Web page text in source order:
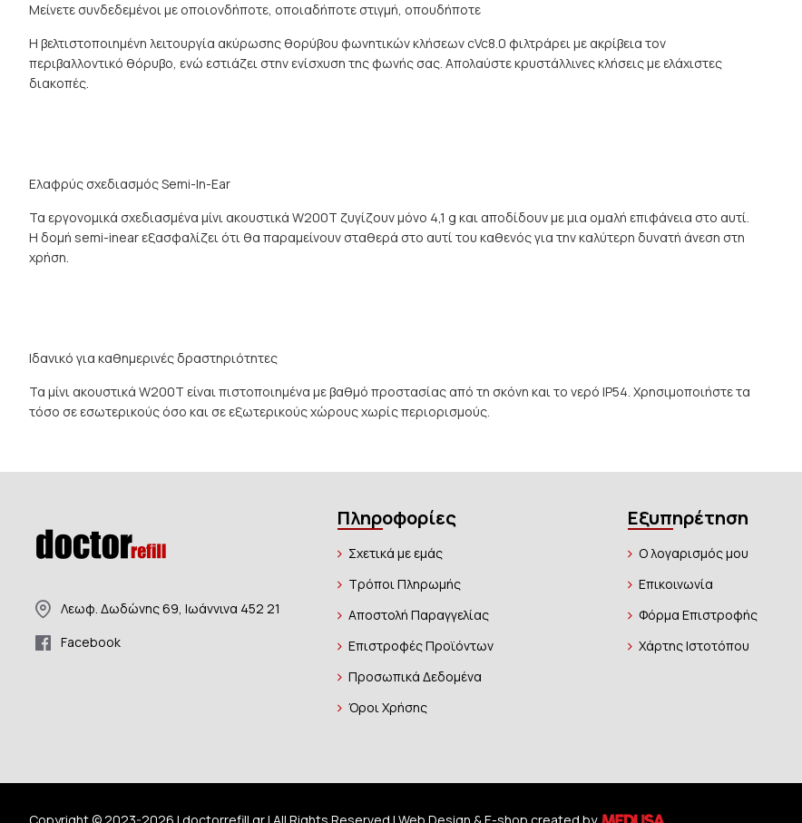
Μείνετε συνδεδεμένοι με οποιονδήποτε, οποιαδήποτε στιγμή, οπουδήποτε
Η βελτιστοποιημένη λειτουργία ακύρωσης θορύβου φωνητικών κλήσεων cVc8.0 φιλτράρει με ακρίβεια τον
περιβαλλοντικό θόρυβο, ενώ εστιάζει στην ενίσχυση της φωνής σας. Απολαύστε κρυστάλλινες κλήσεις με ελάχιστες
διακοπές.
Ελαφρύς σχεδιασμός Semi-In-Ear
Τα εργονομικά σχεδιασμένα μίνι ακουστικά W200T ζυγίζουν μόνο 4,1 g και αποδίδουν με μια ομαλή επιφάνεια στο αυτί.
Η δομή semi-inear εξασφαλίζει ότι θα παραμείνουν σταθερά στο αυτί του καθενός για την καλύτερη δυνατή άνεση στη
χρήση.
Ιδανικό για καθημερινές δραστηριότητες
Τα μίνι ακουστικά W200T είναι πιστοποιημένα με βαθμό προστασίας από τη σκόνη και το νερό IP54. Χρησιμοποιήστε τα
τόσο σε εσωτερικούς όσο και σε εξωτερικούς χώρους χωρίς περιορισμούς.
Λεωφ. Δωδώνης 69, Ιωάννινα 452 21
Facebook
Πληροφορίες
Σχετικά με εμάς
Τρόποι Πληρωμής
Αποστολή Παραγγελίας
Επιστροφές Προϊόντων
Προσωπικά Δεδομένα
Όροι Χρήσης
Εξυπηρέτηση
Ο λογαρισμός μου
Επικοινωνία
Φόρμα Επιστροφής
Χάρτης Ιστοτόπου